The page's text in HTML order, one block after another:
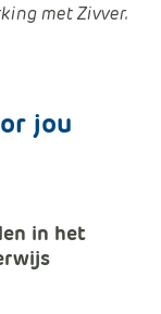
met Zivver.
jou
in het